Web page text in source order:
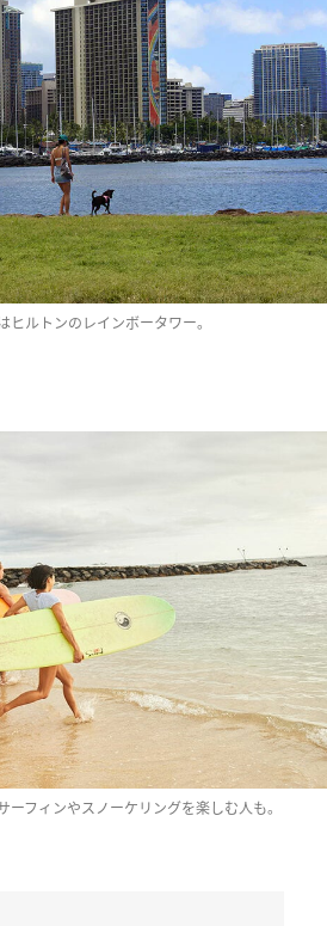
ヒルトンのレインボータワー。
ーフィンやスノーケリングを楽しむ人も。